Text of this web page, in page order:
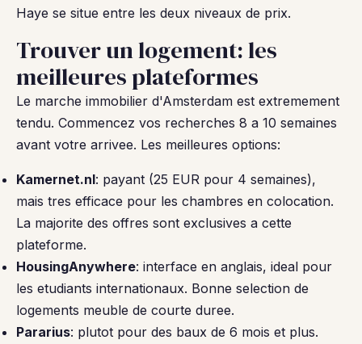
Haye se situe entre les deux niveaux de prix.
Trouver un logement: les
meilleures plateformes
Le marche immobilier d'Amsterdam est extremement
tendu. Commencez vos recherches 8 a 10 semaines
avant votre arrivee. Les meilleures options:
Kamernet.nl: payant (25 EUR pour 4 semaines),
mais tres efficace pour les chambres en colocation.
La majorite des offres sont exclusives a cette
plateforme.
HousingAnywhere: interface en anglais, ideal pour
les etudiants internationaux. Bonne selection de
logements meuble de courte duree.
Pararius: plutot pour des baux de 6 mois et plus.